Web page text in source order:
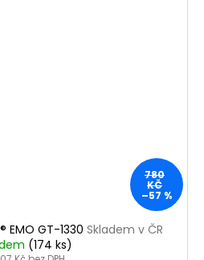
780
KČ
–57 %
EMO GT-1330 Skladem v ČR
(174 ks)